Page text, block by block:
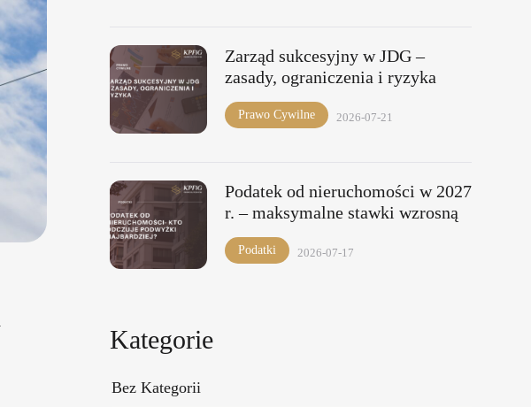
Zarząd sukcesyjny w JDG –
zasady, ograniczenia i ryzyka
2026-07-21
Prawo Cywilne
Podatek od nieruchomości w 2027
r. – maksymalne stawki wzrosną
2026-07-17
Podatki
Kategorie
Bez Kategorii